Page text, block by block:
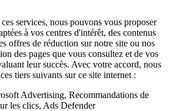
services, nous pouvons vous proposer
à vos centres d'intérêt, des contenus
offres de réduction sur notre site ou nos
des pages que vous consultez et de vos
leur succès. Avec votre accord, nous
tiers suivants sur ce site internet :
Advertising, Recommandations de
les clics, Ads Defender